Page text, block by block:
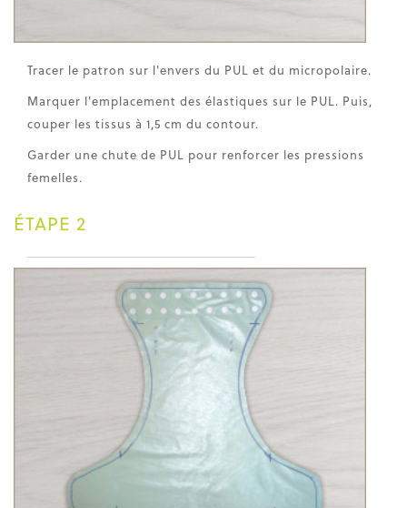
Tracer le patron sur l'envers du PUL et du micropolaire.
Marquer l'emplacement des élastiques sur le PUL. Puis,
couper les tissus à 1,5 cm du contour.
Garder une chute de PUL pour renforcer les pressions
femelles.
ÉTAPE 2